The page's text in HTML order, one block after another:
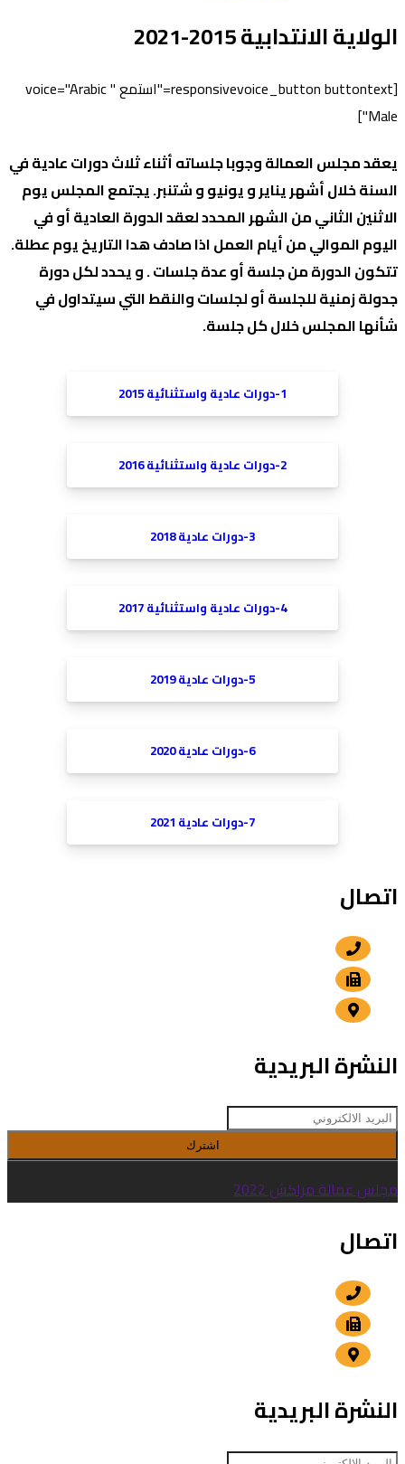
الولاية الانتدابية 2015-2021
[responsivevoice_button buttontext="استمع " voice="Arabic
Male"]
يعقد مجلس العمالة وجوبا جلساته أثناء ثلاث دورات عادية في
السنة خلال أشهر يناير و يونيو و شتنبر. يجتمع المجلس يوم
الاثنين الثاني من الشهر المحدد لعقد الدورة العادية أو في
اليوم الموالي من أيام العمل اذا صادف هدا التاريخ يوم عطلة.
تتكون الدورة من جلسة أو عدة جلسات . و يحدد لكل دورة
جدولة زمنية للجلسة أو لجلسات والنقط التي سيتداول في
شأنها المجلس خلال كل جلسة.
1-دورات عادية واستثنائية 2015
2-دورات عادية واستثنائية 2016
3-دورات عادية 2018
4-دورات عادية واستثنائية 2017
5-دورات عادية 2019
6-دورات عادية 2020
7-دورات عادية 2021
اتصال
النشرة البريدية
اشترك
مجلس عمالة مراكش 2022
اتصال
النشرة البريدية